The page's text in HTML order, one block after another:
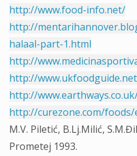
http://www.food-info.net/
http://
halaal-part-1.html
http://
http://
http://
http://curezone.com/foods/
M.V. Piletić, B.Lj.Milić,
Prometej 1993.